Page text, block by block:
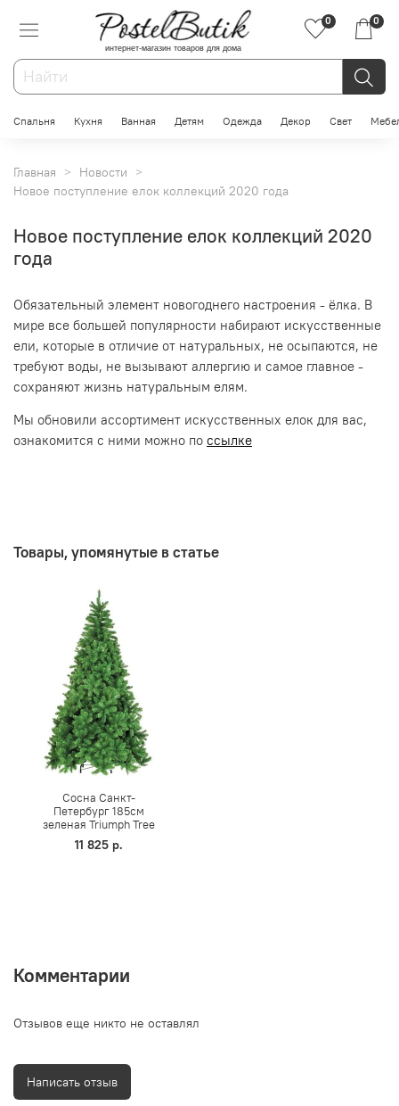
интернет-магазин товаров для дома
0 0
Спальня Кухня Ванная Детям Одежда Декор Свет
Главная
Новости
Новое поступление елок коллекций 2020 года
Новое поступление елок коллекций 2020
года
Обязательный элемент новогоднего настроения - ёлка. В
мире все большей популярности набирают искусственные
ели, которые в отличие от натуральных, не осыпаются, не
требуют воды, не вызывают аллергию и самое главное -
сохраняют жизнь натуральным елям.
Мы обновили ассортимент искусственных елок для вас,
ознакомится с ними можно по ссылке
Товары, упомянутые в статье
Сосна Санкт-
Петербург 185см
зеленая Triumph Tree
11 825 р.
Комментарии
Отзывов еще никто не оставлял
Написать отзыв